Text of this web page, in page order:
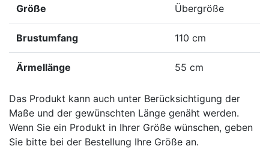
Größe Übergröße
Brustumfang 110 cm
Ärmellänge 55 cm
Das Produkt kann auch unter Berücksichtigung der
Maße und der gewünschten Länge genäht werden.
Wenn Sie ein Produkt in Ihrer Größe wünschen, geben
Sie bitte bei der Bestellung Ihre Größe an.